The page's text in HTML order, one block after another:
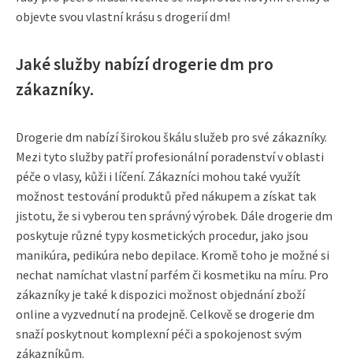
objevte svou vlastní krásu s drogerií dm!
Jaké služby nabízí drogerie dm pro
zákazníky.
Drogerie dm nabízí širokou škálu služeb pro své zákazníky.
Mezi tyto služby patří profesionální poradenství v oblasti
péče o vlasy, kůži i líčení. Zákazníci mohou také využít
možnost testování produktů před nákupem a získat tak
jistotu, že si vyberou ten správný výrobek. Dále drogerie dm
poskytuje různé typy kosmetických procedur, jako jsou
manikúra, pedikúra nebo depilace. Kromě toho je možné si
nechat namíchat vlastní parfém či kosmetiku na míru. Pro
zákazníky je také k dispozici možnost objednání zboží
online a vyzvednutí na prodejně. Celkově se drogerie dm
snaží poskytnout komplexní péči a spokojenost svým
zákazníkům.